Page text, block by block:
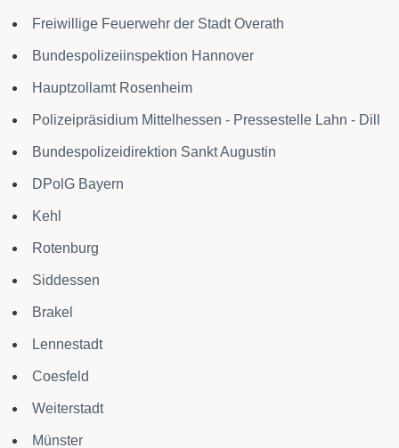
Freiwillige Feuerwehr der Stadt Overath
Bundespolizeiinspektion Hannover
Hauptzollamt Rosenheim
Polizeipräsidium Mittelhessen - Pressestelle Lahn - Dill
Bundespolizeidirektion Sankt Augustin
DPolG Bayern
Kehl
Rotenburg
Siddessen
Brakel
Lennestadt
Coesfeld
Weiterstadt
Münster